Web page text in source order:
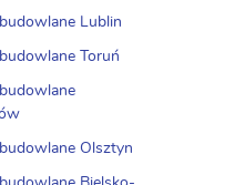
Lublin
Toruń
Olsztyn